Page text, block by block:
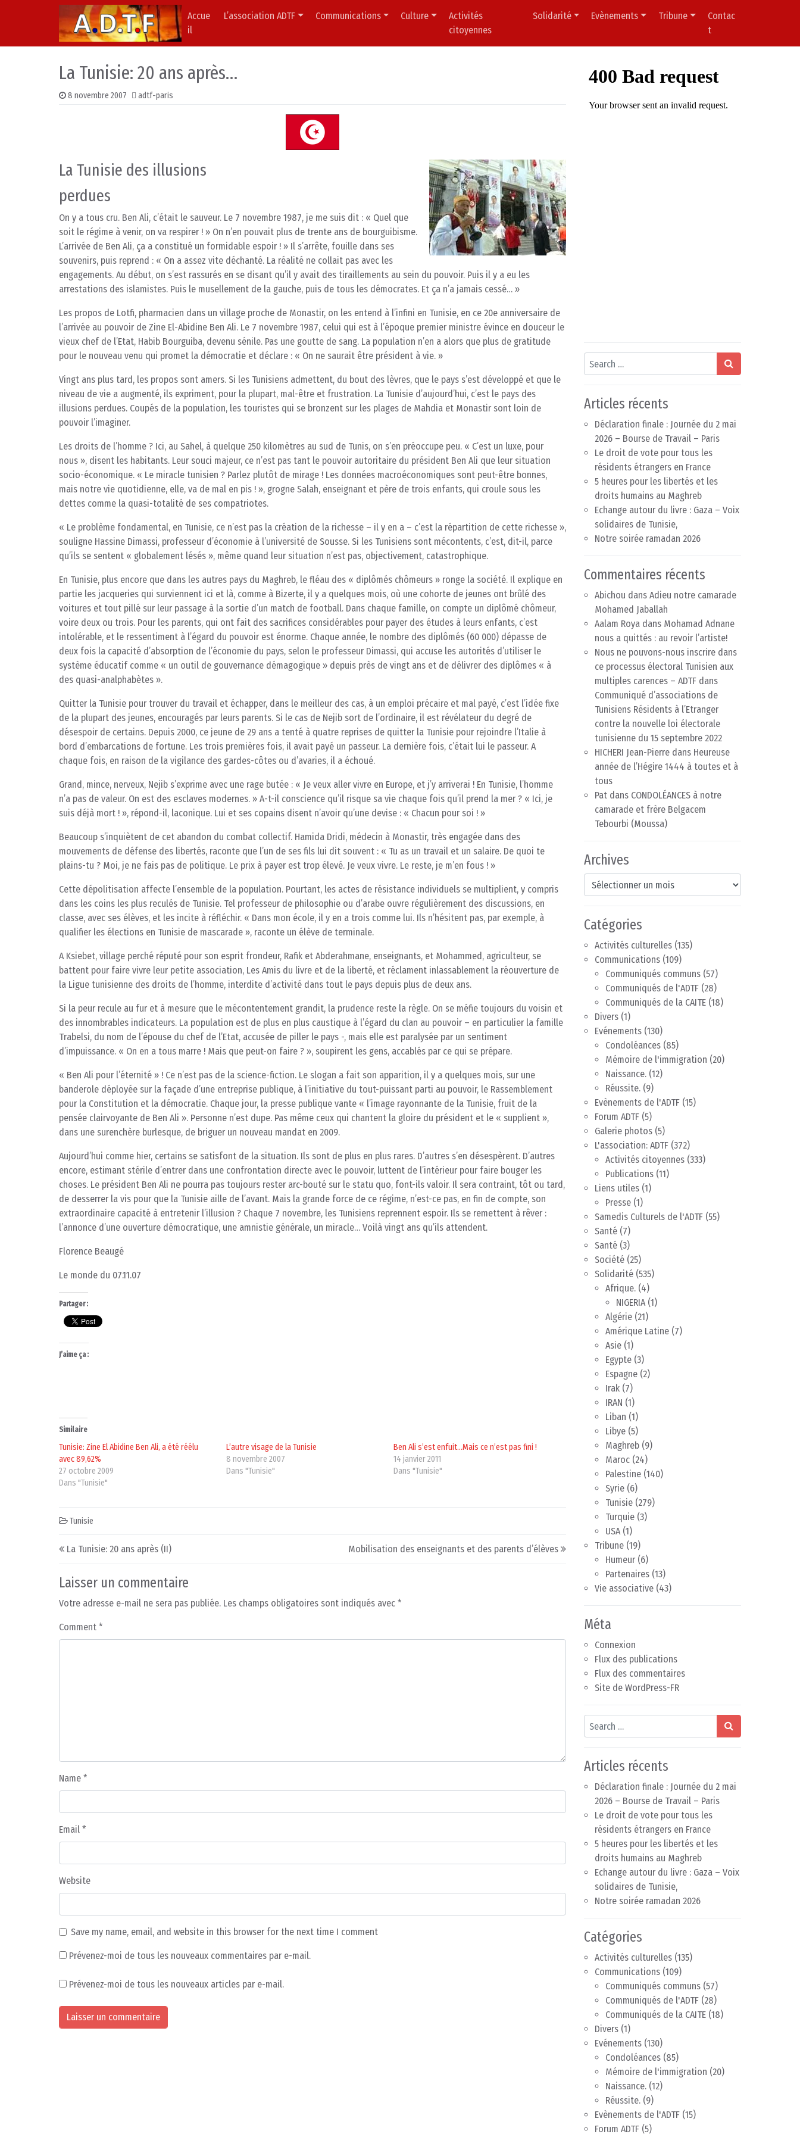
Skip to content
Main Navigation
Accue
il
L’association ADTF Communications Culture
Activités
citoyennes
Solidarité Evènements Tribune
Contac
t
La Tunisie: 20 ans après…
8 novembre 2007 adtf-paris
La Tunisie des illusions
perdues
On y a tous cru. Ben Ali, c’était le sauveur. Le 7 novembre 1987, je me suis dit : « Quel que
soit le régime à venir, on va respirer ! » On n’en pouvait plus de trente ans de bourguibisme.
L’arrivée de Ben Ali, ça a constitué un formidable espoir ! » Il s’arrête, fouille dans ses
souvenirs, puis reprend : « On a assez vite déchanté. La réalité ne collait pas avec les
engagements. Au début, on s’est rassurés en se disant qu’il y avait des tiraillements au sein du pouvoir. Puis il y a eu les
arrestations des islamistes. Puis le musellement de la gauche, puis de tous les démocrates. Et ça n’a jamais cessé… »
Les propos de Lotfi, pharmacien dans un village proche de Monastir, on les entend à l’infini en Tunisie, en ce 20e anniversaire de
l’arrivée au pouvoir de Zine El-Abidine Ben Ali. Le 7 novembre 1987, celui qui est à l’époque premier ministre évince en douceur le
vieux chef de l’Etat, Habib Bourguiba, devenu sénile. Pas une goutte de sang. La population n’en a alors que plus de gratitude
pour le nouveau venu qui promet la démocratie et déclare : « On ne saurait être président à vie. »
Vingt ans plus tard, les propos sont amers. Si les Tunisiens admettent, du bout des lèvres, que le pays s’est développé et que le
niveau de vie a augmenté, ils expriment, pour la plupart, mal-être et frustration. La Tunisie d’aujourd’hui, c’est le pays des
illusions perdues. Coupés de la population, les touristes qui se bronzent sur les plages de Mahdia et Monastir sont loin de
pouvoir l’imaginer.
Les droits de l’homme ? Ici, au Sahel, à quelque 250 kilomètres au sud de Tunis, on s’en préoccupe peu. « C’est un luxe, pour
nous », disent les habitants. Leur souci majeur, ce n’est pas tant le pouvoir autoritaire du président Ben Ali que leur situation
socio-économique. « Le miracle tunisien ? Parlez plutôt de mirage ! Les données macroéconomiques sont peut-être bonnes,
mais notre vie quotidienne, elle, va de mal en pis ! », grogne Salah, enseignant et père de trois enfants, qui croule sous les
dettes comme la quasi-totalité de ses compatriotes.
« Le problème fondamental, en Tunisie, ce n’est pas la création de la richesse – il y en a – c’est la répartition de cette richesse »,
souligne Hassine Dimassi, professeur d’économie à l’université de Sousse. Si les Tunisiens sont mécontents, c’est, dit-il, parce
qu’ils se sentent « globalement lésés », même quand leur situation n’est pas, objectivement, catastrophique.
En Tunisie, plus encore que dans les autres pays du Maghreb, le fléau des « diplômés chômeurs » ronge la société. Il explique en
partie les jacqueries qui surviennent ici et là, comme à Bizerte, il y a quelques mois, où une cohorte de jeunes ont brûlé des
voitures et tout pillé sur leur passage à la sortie d’un match de football. Dans chaque famille, on compte un diplômé chômeur,
voire deux ou trois. Pour les parents, qui ont fait des sacrifices considérables pour payer des études à leurs enfants, c’est
intolérable, et le ressentiment à l’égard du pouvoir est énorme. Chaque année, le nombre des diplômés (60 000) dépasse de
deux fois la capacité d’absorption de l’économie du pays, selon le professeur Dimassi, qui accuse les autorités d’utiliser le
système éducatif comme « un outil de gouvernance démagogique » depuis près de vingt ans et de délivrer des diplômes « à
des quasi-analphabètes ».
Quitter la Tunisie pour trouver du travail et échapper, dans le meilleur des cas, à un emploi précaire et mal payé, c’est l’idée fixe
de la plupart des jeunes, encouragés par leurs parents. Si le cas de Nejib sort de l’ordinaire, il est révélateur du degré de
désespoir de certains. Depuis 2000, ce jeune de 29 ans a tenté à quatre reprises de quitter la Tunisie pour rejoindre l’Italie à
bord d’embarcations de fortune. Les trois premières fois, il avait payé un passeur. La dernière fois, c’était lui le passeur. A
chaque fois, en raison de la vigilance des gardes-côtes ou d’avaries, il a échoué.
Grand, mince, nerveux, Nejib s’exprime avec une rage butée : « Je veux aller vivre en Europe, et j’y arriverai ! En Tunisie, l’homme
n’a pas de valeur. On est des esclaves modernes. » A-t-il conscience qu’il risque sa vie chaque fois qu’il prend la mer ? « Ici, je
suis déjà mort ! », répond-il, laconique. Lui et ses copains disent n’avoir qu’une devise : « Chacun pour soi ! »
Beaucoup s’inquiètent de cet abandon du combat collectif. Hamida Dridi, médecin à Monastir, très engagée dans des
mouvements de défense des libertés, raconte que l’un de ses fils lui dit souvent : « Tu as un travail et un salaire. De quoi te
plains-tu ? Moi, je ne fais pas de politique. Le prix à payer est trop élevé. Je veux vivre. Le reste, je m’en fous ! »
Cette dépolitisation affecte l’ensemble de la population. Pourtant, les actes de résistance individuels se multiplient, y compris
dans les coins les plus reculés de Tunisie. Tel professeur de philosophie ou d’arabe ouvre régulièrement des discussions, en
classe, avec ses élèves, et les incite à réfléchir. « Dans mon école, il y en a trois comme lui. Ils n’hésitent pas, par exemple, à
qualifier les élections en Tunisie de mascarade », raconte un élève de terminale.
A Ksiebet, village perché réputé pour son esprit frondeur, Rafik et Abderahmane, enseignants, et Mohammed, agriculteur, se
battent pour faire vivre leur petite association, Les Amis du livre et de la liberté, et réclament inlassablement la réouverture de
la Ligue tunisienne des droits de l’homme, interdite d’activité dans tout le pays depuis plus de deux ans.
Si la peur recule au fur et à mesure que le mécontentement grandit, la prudence reste la règle. On se méfie toujours du voisin et
des innombrables indicateurs. La population est de plus en plus caustique à l’égard du clan au pouvoir – en particulier la famille
Trabelsi, du nom de l’épouse du chef de l’Etat, accusée de piller le pays -, mais elle est paralysée par un sentiment
d’impuissance. « On en a tous marre ! Mais que peut-on faire ? », soupirent les gens, accablés par ce qui se prépare.
« Ben Ali pour l’éternité » ! Ce n’est pas de la science-fiction. Le slogan a fait son apparition, il y a quelques mois, sur une
banderole déployée sur la façade d’une entreprise publique, à l’initiative du tout-puissant parti au pouvoir, le Rassemblement
pour la Constitution et la démocratie. Chaque jour, la presse publique vante « l’image rayonnante de la Tunisie, fruit de la
pensée clairvoyante de Ben Ali ». Personne n’est dupe. Pas même ceux qui chantent la gloire du président et le « supplient »,
dans une surenchère burlesque, de briguer un nouveau mandat en 2009.
Aujourd’hui comme hier, certains se satisfont de la situation. Ils sont de plus en plus rares. D’autres s’en désespèrent. D’autres
encore, estimant stérile d’entrer dans une confrontation directe avec le pouvoir, luttent de l’intérieur pour faire bouger les
choses. Le président Ben Ali ne pourra pas toujours rester arc-bouté sur le statu quo, font-ils valoir. Il sera contraint, tôt ou tard,
de desserrer la vis pour que la Tunisie aille de l’avant. Mais la grande force de ce régime, n’est-ce pas, en fin de compte, son
extraordinaire capacité à entretenir l’illusion ? Chaque 7 novembre, les Tunisiens reprennent espoir. Ils se remettent à rêver :
l’annonce d’une ouverture démocratique, une amnistie générale, un miracle… Voilà vingt ans qu’ils attendent.
Florence Beaugé
Le monde du 07.11.07
Partager :
J’aime ça :
Similaire
Tunisie: Zine El Abidine Ben Ali, a été réélu
avec 89,62%
27 octobre 2009
Dans "Tunisie"
L’autre visage de la Tunisie
8 novembre 2007
Dans "Tunisie"
Ben Ali s’est enfuit…Mais ce n’est pas fini !
14 janvier 2011
Dans "Tunisie"
Tunisie
Post navigation
La Tunisie: 20 ans après (II) Mobilisation des enseignants et des parents d’élèves
Laisser un commentaire
Votre adresse e-mail ne sera pas publiée. Les champs obligatoires sont indiqués avec *
Comment *
Name *
Email *
Website
Save my name, email, and website in this browser for the next time I comment
Prévenez-moi de tous les nouveaux commentaires par e-mail.
Prévenez-moi de tous les nouveaux articles par e-mail.
Search
Articles récents
Déclaration finale : Journée du 2 mai
2026 – Bourse de Travail – Paris
Le droit de vote pour tous les
résidents étrangers en France
5 heures pour les libertés et les
droits humains au Maghreb
Echange autour du livre : Gaza – Voix
solidaires de Tunisie,
Notre soirée ramadan 2026
Commentaires récents
Abichou dans Adieu notre camarade
Mohamed Jaballah
Aalam Roya dans Mohamad Adnane
nous a quittés : au revoir l’artiste!
Nous ne pouvons-nous inscrire dans
ce processus électoral Tunisien aux
multiples carences – ADTF dans
Communiqué d’associations de
Tunisiens Résidents à l’Etranger
contre la nouvelle loi électorale
tunisienne du 15 septembre 2022
HICHERI Jean-Pierre dans Heureuse
année de l’Hégire 1444 à toutes et à
tous
Pat dans CONDOLÉANCES à notre
camarade et frère Belgacem
Tebourbi (Moussa)
Archives
Archives
Catégories
Activités culturelles (135)
Communications (109)
Communiqués communs (57)
Communiqués de l'ADTF (28)
Communiqués de la CAITE (18)
Divers (1)
Evénements (130)
Condoléances (85)
Mémoire de l'immigration (20)
Naissance. (12)
Réussite. (9)
Evènements de l'ADTF (15)
Forum ADTF (5)
Galerie photos (5)
L'association: ADTF (372)
Activités citoyennes (333)
Publications (11)
Liens utiles (1)
Presse (1)
Samedis Culturels de l'ADTF (55)
Santé (7)
Santé (3)
Société (25)
Solidarité (535)
Afrique. (4)
NIGERIA(1)
Algérie (21)
Amérique Latine (7)
Asie (1)
Egypte (3)
Espagne (2)
Irak (7)
IRAN (1)
Liban (1)
Libye (5)
Maghreb (9)
Maroc (24)
Palestine (140)
Syrie (6)
Tunisie (279)
Turquie (3)
USA(1)
Tribune (19)
Humeur (6)
Partenaires (13)
Vie associative (43)
Méta
Connexion
Flux des publications
Flux des commentaires
Site de WordPress-FR
Search
Articles récents
Déclaration finale : Journée du 2 mai
2026 – Bourse de Travail – Paris
Le droit de vote pour tous les
résidents étrangers en France
5 heures pour les libertés et les
droits humains au Maghreb
Echange autour du livre : Gaza – Voix
solidaires de Tunisie,
Notre soirée ramadan 2026
Catégories
Activités culturelles (135)
Communications (109)
Communiqués communs (57)
Communiqués de l'ADTF (28)
Communiqués de la CAITE (18)
Divers (1)
Evénements (130)
Condoléances (85)
Mémoire de l'immigration (20)
Naissance. (12)
Réussite. (9)
Evènements de l'ADTF (15)
Forum ADTF (5)